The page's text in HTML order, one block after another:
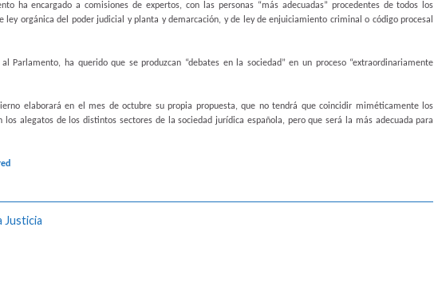
ha encargado a comisiones de expertos, con las personas “más adecuadas” procedentes de todos los
ley orgánica del poder judicial y planta y demarcación, y de ley de enjuiciamiento criminal o código procesal
Parlamento, ha querido que se produzcan “debates en la sociedad” en un proceso “extraordinariamente
elaborará en el mes de octubre su propia propuesta, que no tendrá que coincidir miméticamente los
los alegatos de los distintos sectores de la sociedad jurídica española, pero que será la más adecuada para
Justicia